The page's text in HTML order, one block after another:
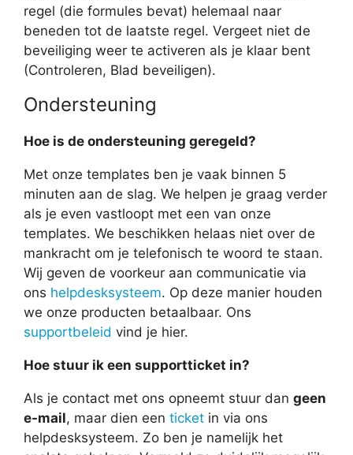
regel (die formules bevat) helemaal naar
beneden tot de laatste regel. Vergeet niet de
beveiliging weer te activeren als je klaar bent
(Controleren, Blad beveiligen).
Ondersteuning
Hoe is de ondersteuning geregeld?
Met onze templates ben je vaak binnen 5
minuten aan de slag. We helpen je graag verder
als je even vastloopt met een van onze
templates. We beschikken helaas niet over de
mankracht om je telefonisch te woord te staan.
Wij geven de voorkeur aan communicatie via
ons helpdesksysteem. Op deze manier houden
we onze producten betaalbaar. Ons
supportbeleid vind je hier.
Hoe stuur ik een supportticket in?
Als je contact met ons opneemt stuur dan geen
e-mail, maar dien een ticket in via ons
helpdesksysteem. Zo ben je namelijk het